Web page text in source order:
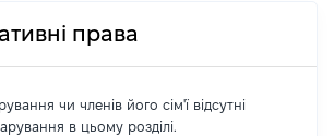
права
чи членів його сім'ї відсутні
в цьому розділі.